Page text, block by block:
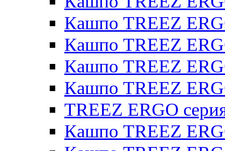
Кашпо TREEZ
Кашпо TREEZ
Кашпо TREEZ
Кашпо TREEZ
TREEZ ERGO
Кашпо TREEZ